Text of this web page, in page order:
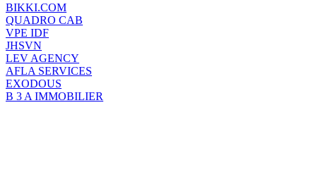
BIKKI.COM
QUADRO CAB
VPE IDF
JHSVN
LEV AGENCY
AFLA SERVICES
EXODOUS
B 3 A IMMOBILIER